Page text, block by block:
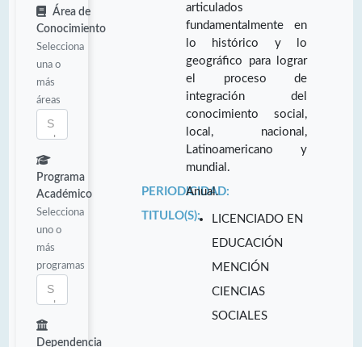
Área de
Conocimiento
Selecciona
una o
más
áreas
Programa
Académico
Selecciona
uno o
más
programas
Dependencia
articulados
fundamentalmente en
lo histórico y lo
geográfico para lograr
el proceso de
integración del
conocimiento social,
local, nacional,
Latinoamericano y
mundial.
PERIODICIDAD:
Anual.
TITULO(S):
LICENCIADO EN
EDUCACIÓN
MENCIÓN
CIENCIAS
SOCIALES